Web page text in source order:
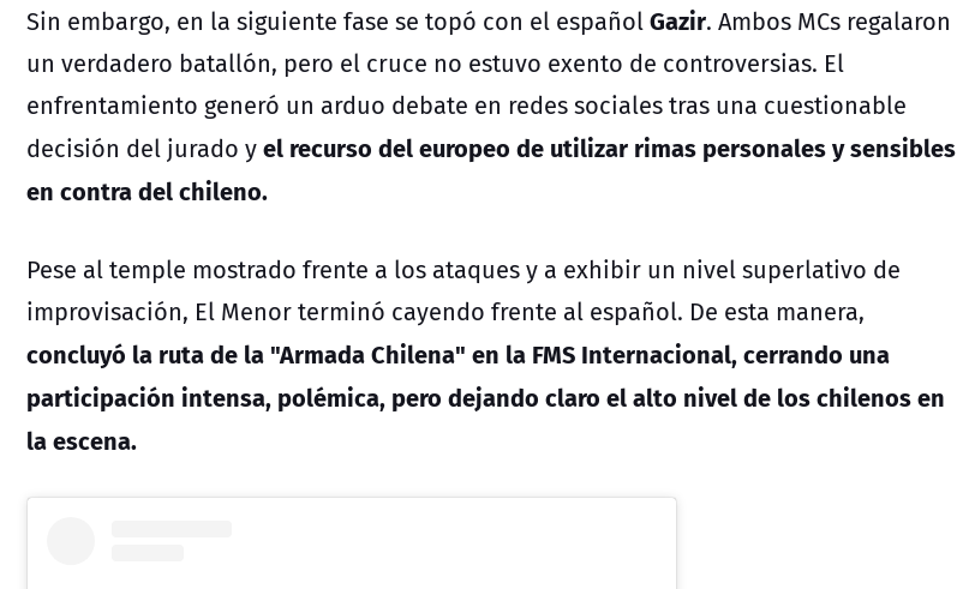
Sin embargo, en la siguiente fase se topó con el españolGazir. Ambos MCs regalaron
un verdadero batallón, pero el cruce no estuvo exento de controversias. El
enfrentamiento generó un arduo debate en redes sociales tras una cuestionable
decisión del jurado yel recurso del europeo de utilizar rimas personales y sensibles
en contra del chileno.
Pese al temple mostrado frente a los ataques y a exhibir un nivel superlativo de
improvisación, El Menor terminó cayendo frente al español. De esta manera,
concluyó la ruta de la "Armada Chilena" en la FMS Internacional, cerrando una
participación intensa, polémica, pero dejando claro el alto nivel de los chilenos en
la escena.